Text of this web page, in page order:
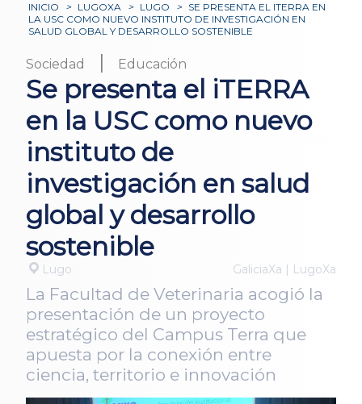
INICIO > LUGOXA > LUGO > SE PRESENTA EL ITERRA EN
LA USC COMO NUEVO INSTITUTO DE INVESTIGACIÓN EN
SALUD GLOBAL Y DESARROLLO SOSTENIBLE
Sociedad | Educación
Se presenta el iTERRA
en la USC como nuevo
instituto de
investigación en salud
global y desarrollo
sostenible
Lugo GaliciaXa | LugoXa
La Facultad de Veterinaria acogió la
presentación de un proyecto
estratégico del Campus Terra que
apuesta por la conexión entre
ciencia, territorio e innovación